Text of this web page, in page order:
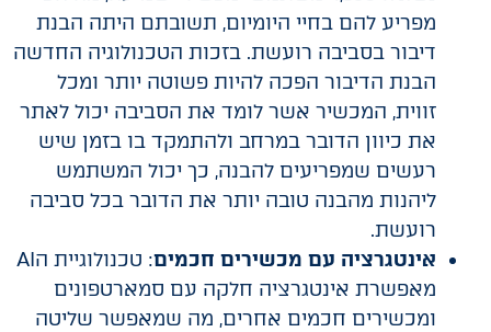
מפריע להם בחיי היומיום, תשובתם היתה הבנת
דיבור בסביבה רועשת. בזכות הטכנולוגיה החדשה
הבנת הדיבור הפכה להיות פשוטה יותר ומכל
זווית, המכשיר אשר לומד את הסביבה יכול לאתר
את כיוון הדובר במרחב ולהתמקד בו בזמן שיש
רעשים שמפריעים להבנה, כך יכול המשתמש
ליהנות מהבנה טובה יותר את הדובר בכל סביבה
רועשת.
אינטגרציה עם מכשירים חכמים
: טכנולוגיית הAI
מאפשרת אינטגרציה חלקה עם סמארטפונים
ומכשירים חכמים אחרים, מה שמאפשר שליטה